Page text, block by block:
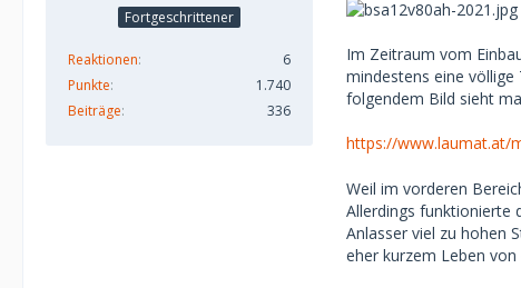
Fortgeschrittener
Reaktionen
6
Punkte
1.740
Beiträge
336
Im Zeitraum vom
mindestens eine
folgendem Bild sieht
https://www.laumat.at/
Weil im vorderen
Allerdings funktionierte
Anlasser viel zu hohen
eher kurzem Leben